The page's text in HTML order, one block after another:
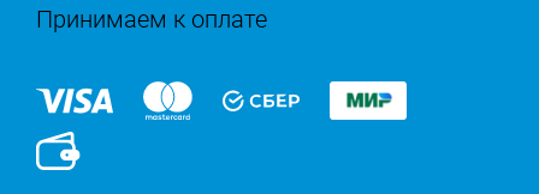
Принимаем к оплате